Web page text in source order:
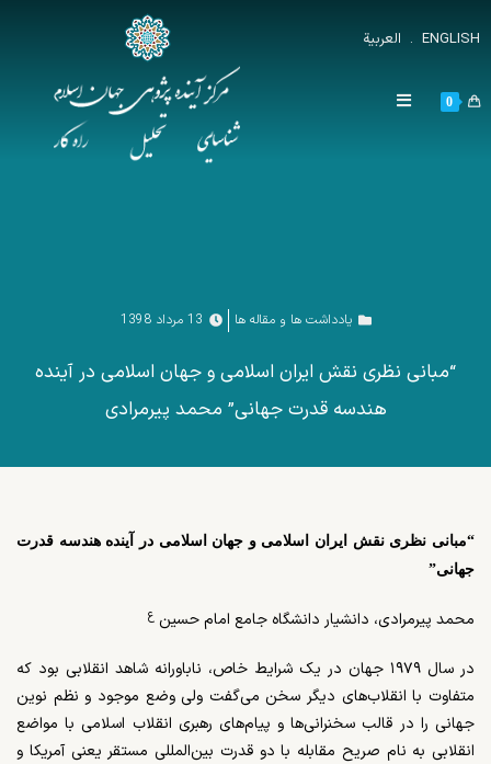
ENGLISH
. العربية
0
یادداشت ها و مقاله ها 13 مرداد 1398
“مبانی نظری نقش ایران اسلامی و جهان اسلامی در آینده
هندسه قدرت جهانی” محمد پیرمرادی
“مبانی نظری نقش ایران اسلامی و جهان اسلامی در آینده هندسه قدرت
جهانی”
محمد پیرمرادی، دانشیار دانشگاه جامع امام حسین ع
در سال ۱۹۷۹ جهان در یک شرایط خاص، ناباورانه شاهد انقلابی بود که
متفاوت با انقلاب‌­های دیگر سخن می­‌گفت ولی وضع موجود و نظم نوین
جهانی را در قالب سخنرانی­‌ها و پیام‌های رهبری انقلاب اسلامی با مواضع
انقلابی به نام صریح مقابله با دو قدرت بین­‌المللی مستقر یعنی آمریکا و